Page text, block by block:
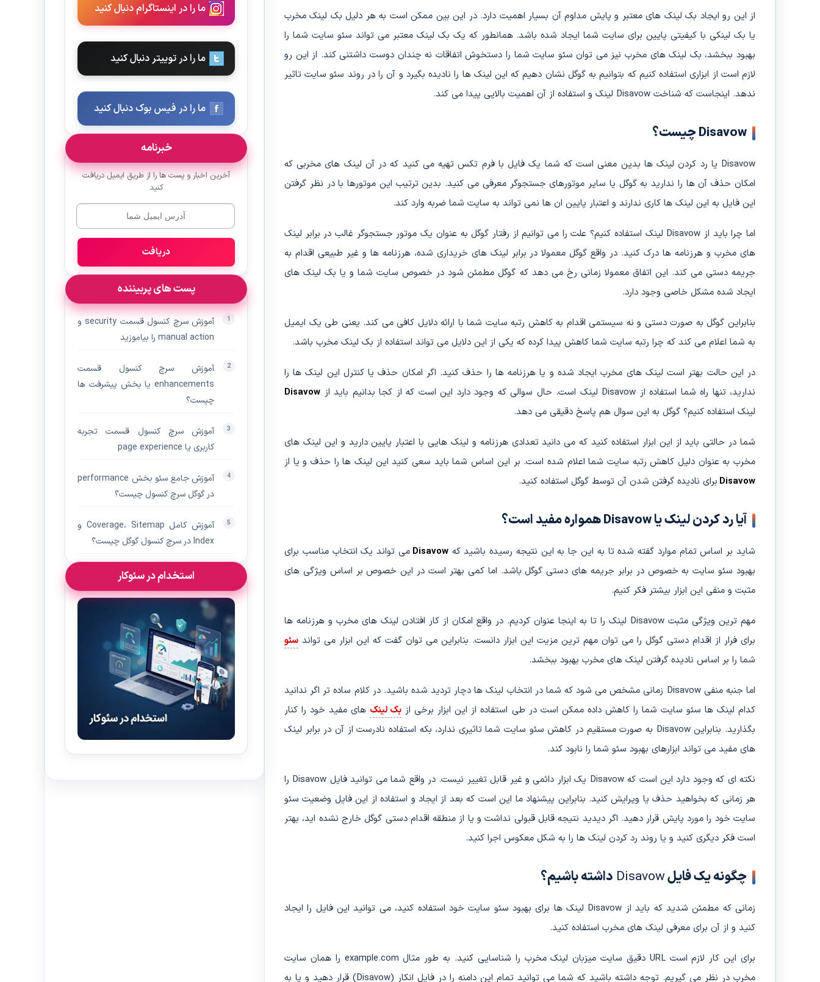
از این رو ایجاد بک لینک های معتبر و پایش مداوم آن بسیار اهمیت دارد. در این بین ممکن است به هر دلیل بک لینک مخرب
یا بک لینکی با کیفیتی پایین برای سایت شما ایجاد شده باشد. همانطور که یک بک لینک معتبر می تواند سئو سایت شما را
بهبود ببخشد، بک لینک های مخرب نیز می توان سئو سایت شما را دستخوش اتفاقات نه چندان دوست داشتنی کند. از این رو
لازم است از ابزاری استفاده کنیم که بتوانیم به گوگل نشان دهیم که این لینک ها را نادیده بگیرد و آن را در روند سئو سایت تاثیر
ندهد. اینجاست که شناخت Disavow لینک و استفاده از آن اهمیت بالایی پیدا می کند.
Disavow چیست؟
Disavow یا رد کردن لینک ها بدین معنی است که شما یک فایل با فرم تکس تهیه می کنید که در آن لینک های مخربی که
امکان حذف آن ها را ندارید به گوگل یا سایر موتورهای جستجوگر معرفی می کنید. بدین ترتیب این موتورها با در نظر گرفتن
این فایل به این لینک ها کاری ندارند و اعتبار پایین ان ها نمی تواند به سایت شما ضربه وارد کند.
اما چرا باید از Disavow لینک استفاده کنیم؟ علت را می توانیم از رفتار گوگل به عنوان یک موتور جستجوگر غالب در برابر لینک
های مخرب و هرزنامه ها درک کنید. در واقع گوگل معمولا در برابر لینک های خریداری شده، هرزنامه ها و غیر طبیعی اقدام به
جریمه دستی می کند. این اتفاق معمولا زمانی رخ می دهد که گوگل مطمئن شود در خصوص سایت شما و یا بک لینک های
ایجاد شده مشکل خاصی وجود دارد.
بنابراین گوگل به صورت دستی و نه سیستمی اقدام به کاهش رتبه سایت شما با ارائه دلایل کافی می کند. یعنی طی یک ایمیل
به شما اعلام می کند که چرا رتبه سایت شما کاهش پیدا کرده که یکی از این دلایل می تواند استفاده از بک لینک مخرب باشد.
در این حالت بهتر است لینک های مخرب ایجاد شده و یا هرزنامه ها را حذف کنید. اگر امکان حذف یا کنترل این لینک ها را
ندارید، تنها راه شما استفاده از Disavow لینک است. حال سوالی که وجود دارد این است که از کجا بدانیم باید از
Disavow
لینک استفاده کنیم؟ گوگل به این سوال هم پاسخ دقیقی می دهد.
شما در حالتی باید از این ابزار استفاده کنید که می دانید تعدادی هرزنامه و لینک هایی با اعتبار پایین دارید و این لینک های
مخرب به عنوان دلیل کاهش رتبه سایت شما اعلام شده است. بر این اساس شما باید سعی کنید این لینک ها را حذف و یا از
Disavow برای نادیده گرفتن شدن آن توسط گوگل استفاده کنید.
آیا رد کردن لینک یا Disavow همواره مفید است؟
شاید بر اساس تمام موارد گفته شده تا به این جا به این نتیجه رسیده باشید کهDisavow می تواند یک انتخاب مناسب برای
بهبود سئو سایت به خصوص در برابر جریمه های دستی گوگل باشد. اما کمی بهتر است در این خصوص بر اساس ویژگی های
مثبت و منفی این ابزار بیشتر فکر کنیم.
مهم ترین ویژگی مثبت Disavow لینک را تا به اینجا عنوان کردیم. در واقع امکان از کار افتادن لینک های مخرب و هرزنامه ها
برای فرار از اقدام دستی گوگل را می توان مهم ترین مزیت این ابزار دانست. بنابراین می توان گفت که این ابزار می تواند سئو
شما را بر اساس نادیده گرفتن لینک های مخرب بهبود ببخشد.
اما جنبه منفی Disavow زمانی مشخص می شود که شما در انتخاب لینک ها دچار تردید شده باشید. در کلام ساده تر اگر ندانید
کدام لینک ها سئو سایت شما را کاهش داده ممکن است در طی استفاده از این ابزار برخی از بک لینک های مفید خود را کنار
بگذارید. بنابراین Disavow به صورت مستقیم در کاهش سئو سایت شما تاثیری ندارد، بکه استفاده نادرست از آن در برابر لینک
های مفید می تواند ابزارهای بهبود سئو شما را نابود کند.
نکته ای که وجود دارد این است که Disavow یک ابزار دائمی و غیر قابل تغییر نیست. در واقع شما می توانید فایل Disavow را
هر زمانی که بخواهید حذف یا ویرایش کنید. بنابراین پیشنهاد ما این است که بعد از ایجاد و استفاده از این فایل وضعیت سئو
سایت خود را مورد پایش قرار دهید. اگر دیدید نتیجه قابل قبولی نداشت و یا از منطقه اقدام دستی گوگل خارج نشده اید، بهتر
است فکر دیگری کنید و یا روند رد کردن لینک ها را به شکل معکوس اجرا کنید.
چگونه یک فایلDisavow داشته باشیم؟
زمانی که مطمئن شدید که باید از Disavow لینک ها برای بهبود سئو سایت خود استفاده کنید، می توانید این فایل را ایجاد
کنید و از آن برای معرفی لینک های مخرب استفاده کنید.
برای این کار لازم است URL دقیق سایت میزبان لینک مخرب را شناسایی کنید. به طور مثال example.com را همان سایت
مخرب در نظر می گیریم. توجه داشته باشید که شما می توانید تمام این دامنه را در فایل انکار (Disavow) قرار دهید و یا به
ما را در اینستاگرام دنبال کنید
ما را در توییتر دنبال کنید
ما را در فیس بوک دنبال کنید
خبرنامه
آخرین اخبار و پست ها را از طریق ایمیل دریافت
کنید
دریافت
پست های پربیننده
آموزش سرچ کنسول قسمت security و
manual action را بیاموزید
آموزش سرچ کنسول قسمت
enhancements یا بخش پیشرفت ها
چیست؟
آموزش سرچ کنسول قسمت تجربه
کاربری یا page experience
آموزش جامع سئو بخش performance
در گوگل سرچ کنسول چیست؟
آموزش کامل Coverage، Sitemap و
Index در سرچ کنسول گوگل چیست؟
استخدام در سئوکار